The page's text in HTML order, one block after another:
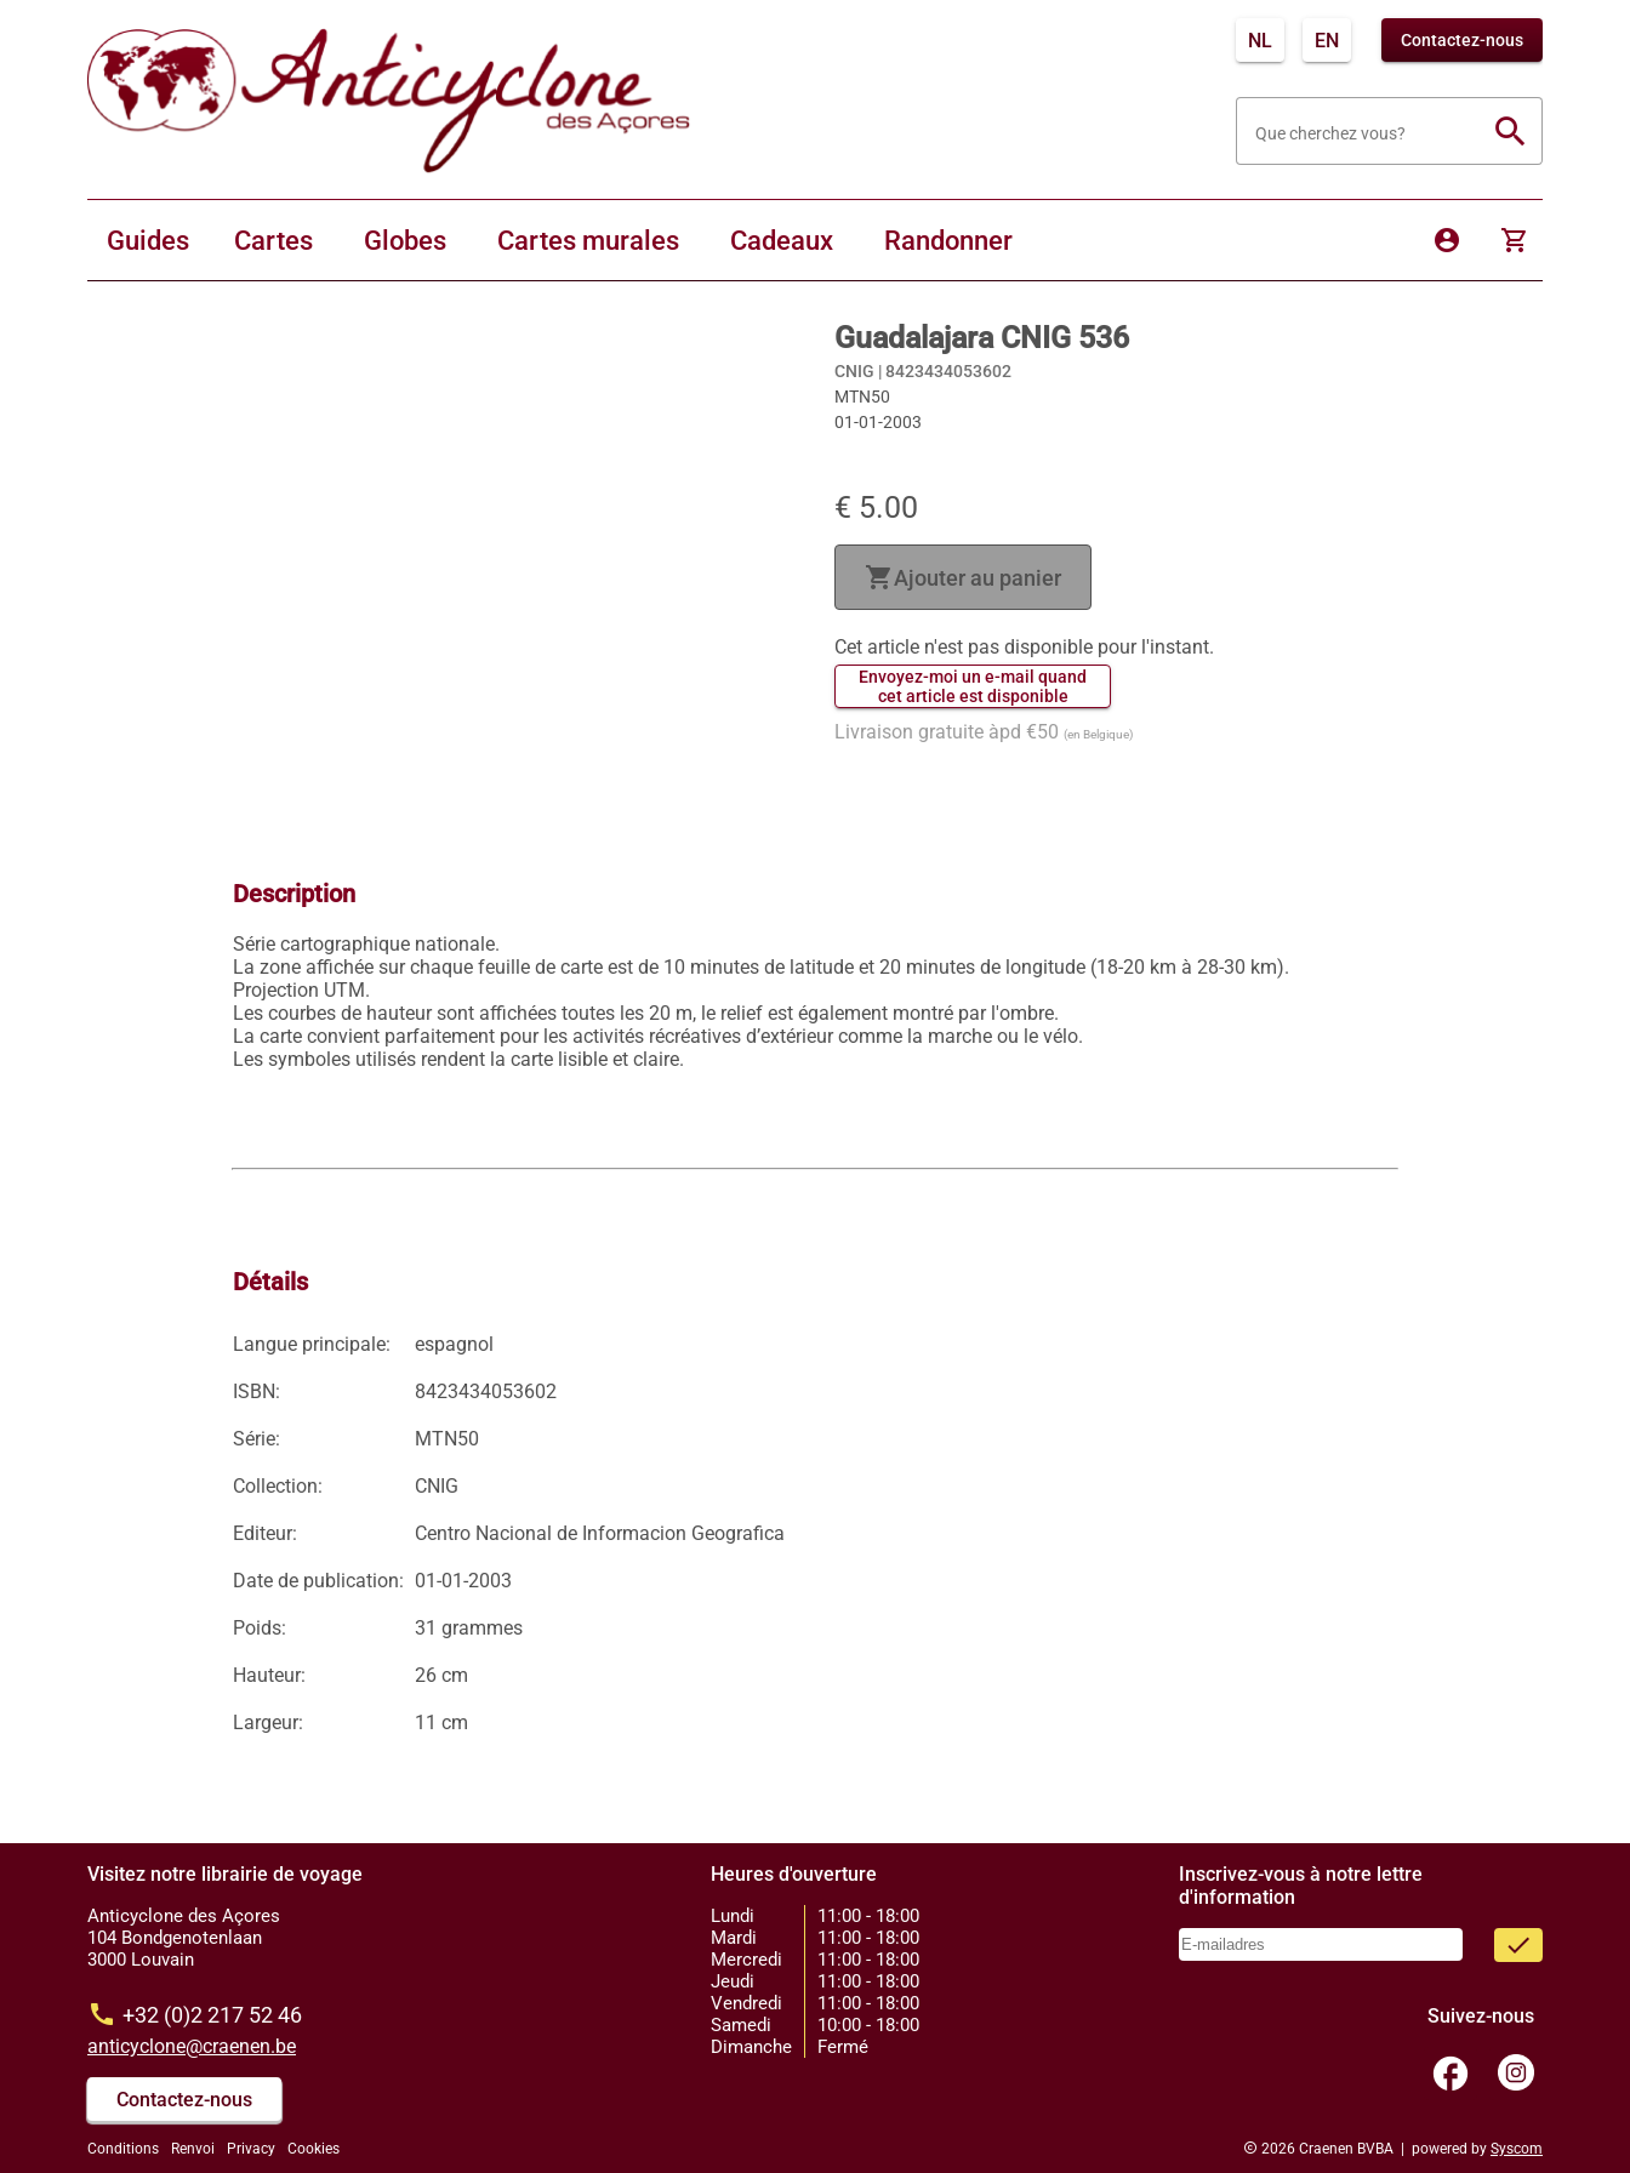
NL EN Contactez-nous
Que cherchez vous? search
Guides Cartes Globes Cartes murales Cadeaux Randonner account_circle shopping_cart
Guadalajara CNIG 536
CNIG |8423434053602
MTN50
01-01-2003
€ 5.00
shopping_cartAjouter au panier
Cet article n'est pas disponible pour l'instant.
Envoyez-moi un e-mail quand
Livraison gratuite àpd €50 (en Belgique)
Description
Série cartographique nationale.
La zone affichée sur chaque feuille de carte est de 10 minutes de latitude et 20 minutes de longitude (18-20 km à 28-30 km).
Projection UTM.
Les courbes de hauteur sont affichées toutes les 20 m, le relief est également montré par l'ombre.
La carte convient parfaitement pour les activités récréatives d’extérieur comme la marche ou le vélo.
Détails
Langue principale: espagnol
ISBN: 8423434053602
Série: MTN50
Collection: CNIG
Editeur: Centro Nacional de Informacion Geografica
Date de publication: 01-01-2003
Poids: 31 grammes
Hauteur: 26 cm
Largeur: 11 cm
Visitez notre librairie de voyage
Anticyclone des Açores
104 Bondgenotenlaan
3000 Louvain
call +32 (0)2 217 52 46
anticyclone@craenen.be
Contactez-nous
Conditions Renvoi Privacy Cookies
Heures d'ouverture
Lundi
Mardi
Mercredi
Jeudi
Vendredi
Samedi
Dimanche
11:00 - 18:00
11:00 - 18:00
11:00 - 18:00
11:00 - 18:00
11:00 - 18:00
10:00 - 18:00
Fermé
Inscrivez-vous à notre lettre
d'information
done
Suivez-nous
facebook
copyright 2026 Craenen BVBA | powered by Syscom